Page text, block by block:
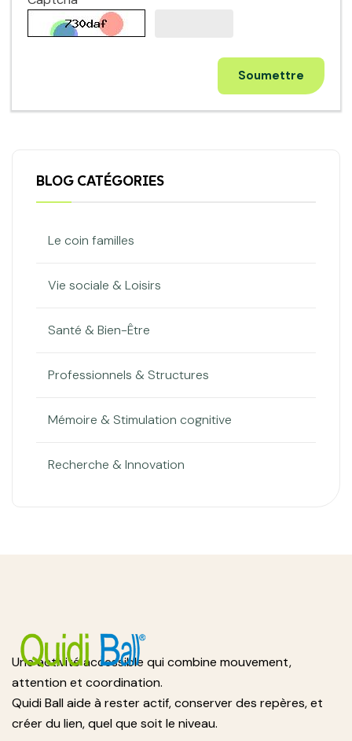
Soumettre
BLOG CATÉGORIES
Le coin familles
Vie sociale & Loisirs
Santé & Bien-Être
Professionnels & Structures
Mémoire & Stimulation cognitive
Recherche & Innovation
Une activité accessible qui combine mouvement,
attention et coordination.
Quidi Ball aide à rester actif, conserver des repères, et
créer du lien, quel que soit le niveau.